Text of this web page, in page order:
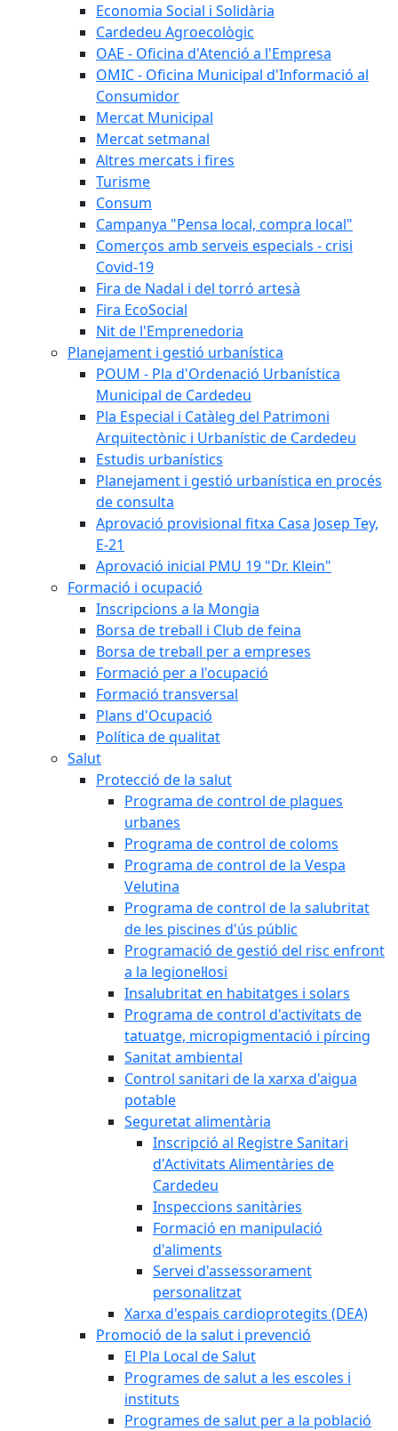
Economia Social i Solidària
Cardedeu Agroecològic
OAE - Oficina d'Atenció a l'Empresa
OMIC - Oficina Municipal d'Informació al
Consumidor
Mercat Municipal
Mercat setmanal
Altres mercats i fires
Turisme
Consum
Campanya "Pensa local, compra local"
Comerços amb serveis especials - crisi
Covid-19
Fira de Nadal i del torró artesà
Fira EcoSocial
Nit de l'Emprenedoria
Planejament i gestió urbanística
POUM - Pla d'Ordenació Urbanística
Municipal de Cardedeu
Pla Especial i Catàleg del Patrimoni
Arquitectònic i Urbanístic de Cardedeu
Estudis urbanístics
Planejament i gestió urbanística en procés
de consulta
Aprovació provisional fitxa Casa Josep Tey,
E-21
Aprovació inicial PMU 19 "Dr. Klein"
Formació i ocupació
Inscripcions a la Mongia
Borsa de treball i Club de feina
Borsa de treball per a empreses
Formació per a l'ocupació
Formació transversal
Plans d'Ocupació
Política de qualitat
Salut
Protecció de la salut
Programa de control de plagues
urbanes
Programa de control de coloms
Programa de control de la Vespa
Velutina
Programa de control de la salubritat
de les piscines d'ús públic
Programació de gestió del risc enfront
a la legionel·losi
Insalubritat en habitatges i solars
Programa de control d'activitats de
tatuatge, micropigmentació i pírcing
Sanitat ambiental
Control sanitari de la xarxa d'aigua
potable
Seguretat alimentària
Inscripció al Registre Sanitari
d'Activitats Alimentàries de
Cardedeu
Inspeccions sanitàries
Formació en manipulació
d'aliments
Servei d'assessorament
personalitzat
Xarxa d'espais cardioprotegits (DEA)
Promoció de la salut i prevenció
El Pla Local de Salut
Programes de salut a les escoles i
instituts
Programes de salut per a la població